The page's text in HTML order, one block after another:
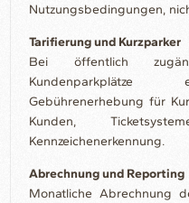
Nutzungsbedingungen,
Tarifierung und Kurzparker
Bei öffentlich
Kundenparkplätze
Gebührenerhebung für
Kunden,
Kennzeichenerkennung.
Abrechnung und Reporting
Monatliche Abrechnung